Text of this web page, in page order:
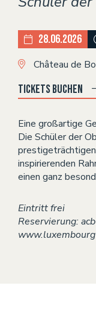
28.06.2026
Château de
Tickets buchen
Eine großartige
Die Schüler der
inspirierenden
einen ganz
Eintritt frei
Reservierung: